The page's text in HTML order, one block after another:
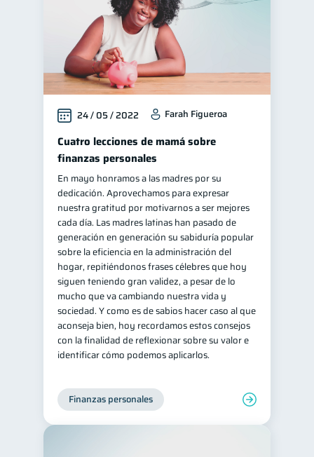
24 / 05 / 2022 Farah Figueroa
Cuatro lecciones de mamá sobre
finanzas personales
En mayo honramos a las madres por su
dedicación. Aprovechamos para expresar
nuestra gratitud por motivarnos a ser mejores
cada día. Las madres latinas han pasado de
generación en generación su sabiduría popular
sobre la eficiencia en la administración del
hogar, repitiéndonos frases célebres que hoy
siguen teniendo gran validez, a pesar de lo
mucho que va cambiando nuestra vida y
sociedad. Y como es de sabios hacer caso al que
aconseja bien, hoy recordamos estos consejos
con la finalidad de reflexionar sobre su valor e
identificar cómo podemos aplicarlos.
Finanzas personales